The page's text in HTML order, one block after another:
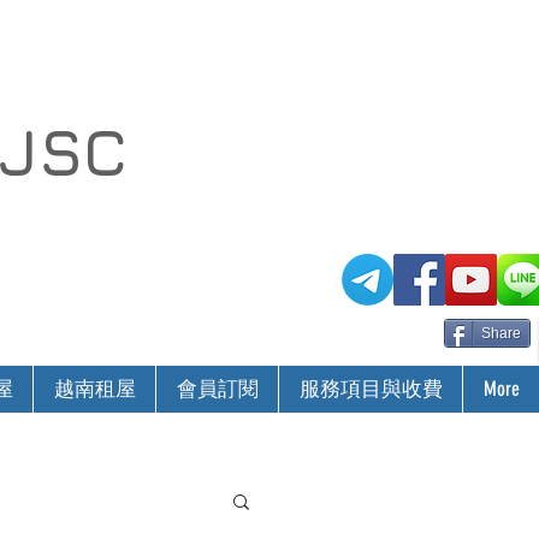
Share
越南租屋 會員訂閱 服務項目與收費 More